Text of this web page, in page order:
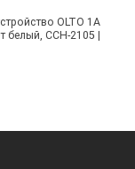
OLTO 1A
белый, CCH-2105 |